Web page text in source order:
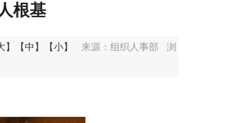
根基
】 【中】 【小】 来源：组织人事部
浏